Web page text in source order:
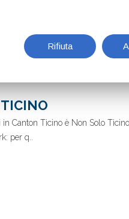
Canton Ticino è Non Solo
per q..
Rifiuta